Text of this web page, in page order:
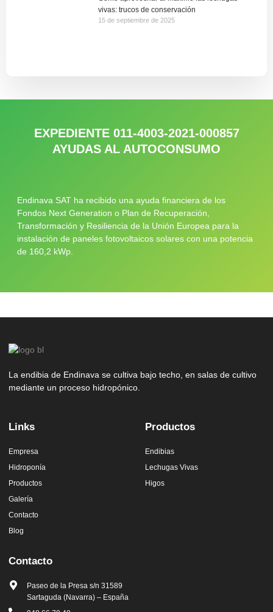
vivas: trucos de conservación
15 de septiembre de 2025
EXPEDIENTE 011-4003-2021-000857
AYUDAS AL AUTOCONSUMO
Endinava SAT ha recibido una ayuda financiera de los
Fondos Next Generation o Plan de Recuperación,
Transformación y Resiliencia de la Unión Europea para la
instalación de paneles fotovoltaicos solares con una potencia
de 160,2 kWp.
La endibia de Endinava se cultiva bajo techo, en salas de cultivo
mediante un proceso hidropónico.
Links
Empresa
Hidroponía
Productos
Galería
Contacto
Blog
Productos
Endibias
Lechugas Vivas
Higos
Contacto
Paseo de la Presa s/n 31589
Sartaguda (Navarra) – España